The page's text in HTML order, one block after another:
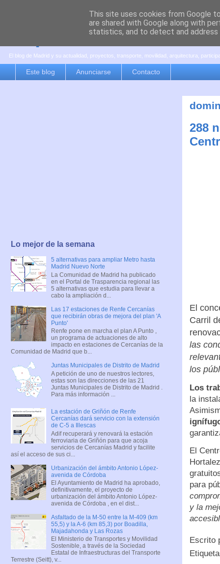
es por madrid
El blog de Madrid y su actualidad, proyectos, transporte, movilidad, arquitectura,
Este blog Anunciarse Contacto
288
El
Carril
las
los
Los
la
El
para
y la
Escrito
Lo mejor de la semana
5 alternativas para ampliar Metro hasta
Madrid Nuevo Norte
La Comunidad de Madrid ha publicado
en el Portal de Trasparencia regional las
5 alternativas que estudia para llevar a
cabo la ampliación d...
Las 17 estaciones de Renfe Cercanías
que recibirán obras de mejora del plan 'A
Punto'
Renfe pone en marcha el plan A Punto ,
un programa de actuaciones de alto
impacto en estaciones de Cercanías de la
Comunidad de Madrid que b...
Juntas Municipales de Distrito de Madrid
A petición de uno de nuestros lectores,
estas son las direcciones de las 21
Juntas Municipales de Distrito de Madrid .
Para más información ...
La estación de Griñón de Renfe
Cercanías dará servicio con la extensión
de C-5 a Illescas
Adif recuperará y renovará la estación
ferroviaria de Griñón para que acoja
servicios de Cercanías Madrid y facilite
así el acceso de sus ci...
Urbanización del ámbito Antonio López-
avenida de Córdoba
El Ayuntamiento de Madrid ha aprobado,
definitivamente, el proyecto de
urbanización del ámbito Antonio López-
avenida de Córdoba , en el dist...
Asfaltado de la M-50 entre la M-409 (km
55,5) y la A-6 (km 85,3) por Boadilla,
Majadahonda y Las Rozas
El Ministerio de Transportes y Movilidad
Sostenible, a través de la Sociedad
Estatal de Infraestructuras del Transporte
Terrestre (Seitt), v...
This site uses cookies from Google
are shared with Google along with
statistics, and to detect and address